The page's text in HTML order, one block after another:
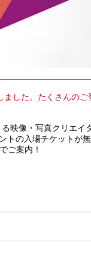
ました。たくさんの
映像・写真クリエイ
トの入場チケットが
ご案内！